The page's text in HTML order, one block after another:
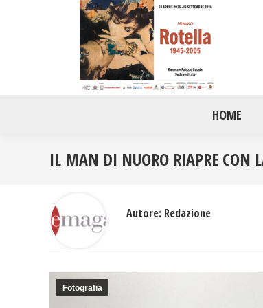
HOME
IL MAN DI NUORO RIAPRE CON
Fotografia
Autore: Redazione